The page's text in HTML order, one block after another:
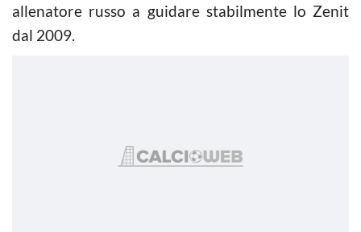
allenatore russo a guidare stabilmente lo Zenit
dal 2009.